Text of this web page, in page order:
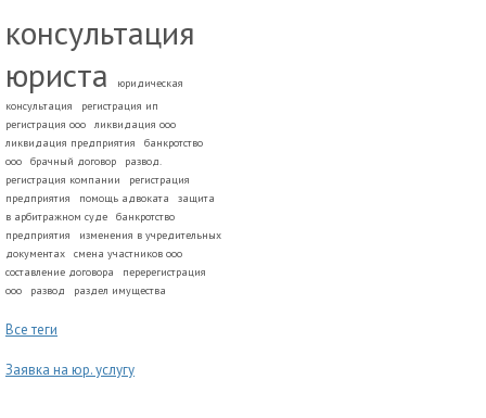
консультация
юриста
юридическая
консультация
регистрация ип
регистрация ооо
ликвидация ооо
ликвидация предприятия
банкротство
ооо
брачный договор
развод.
регистрация компании
регистрация
предприятия
помощь адвоката
защита
в арбитражном суде
банкротство
предприятия
изменения в учредительных
документах
смена участников ооо
составление договора
перерегистрация
ооо
развод раздел имущества
Все теги
Заявка на юр. услугу